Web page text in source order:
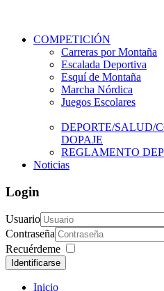
COMPETICIÓN
Carreras por Montaña
Escalada Deportiva
Esquí de Montaña
Marcha Nórdica
Juegos Escolares
DEPORTE/SALUD/
DOPAJE
REGLAMENTO
Noticias
Login
Usuario
Contraseña
Recuérdeme
Identificarse
Inicio